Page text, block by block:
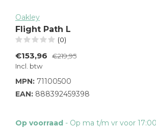
Oakley
Flight Path L
(0)
€153,96
€219,95
Incl. btw
MPN: 71100500
EAN: 888392459398
Op voorraad - Op ma t/m vr voor